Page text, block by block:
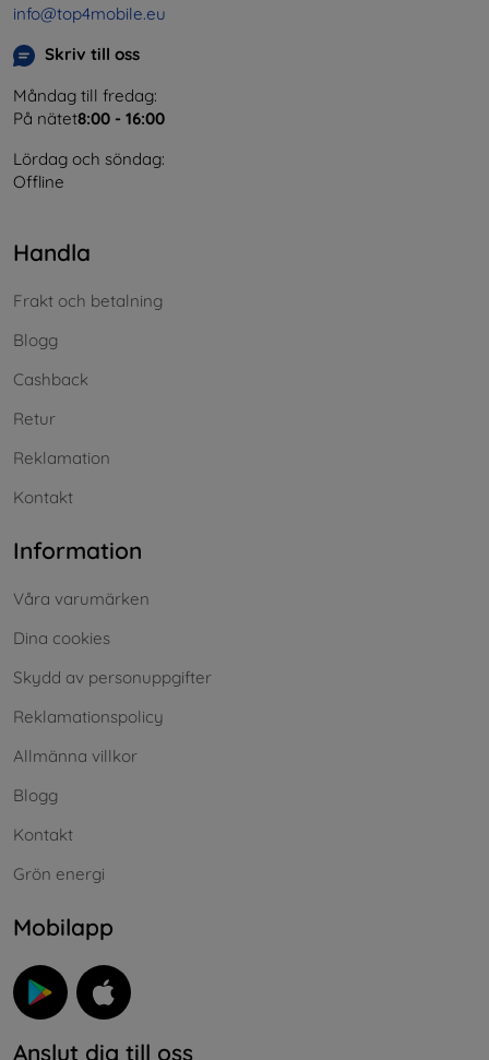
info@top4mobile.eu
Skriv till oss
Måndag till fredag:
På nätet8:00 - 16:00
Lördag och söndag:
Offline
Handla
Frakt och betalning
Blogg
Cashback
Retur
Reklamation
Kontakt
Information
Våra varumärken
Dina cookies
Skydd av personuppgifter
Reklamationspolicy
Allmänna villkor
Blogg
Kontakt
Grön energi
Mobilapp
Anslut dig till oss